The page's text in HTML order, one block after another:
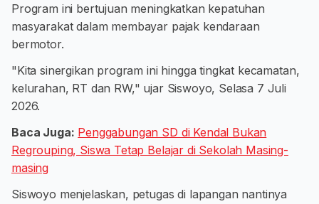
Program ini bertujuan meningkatkan kepatuhan
masyarakat dalam membayar pajak kendaraan
bermotor.
"Kita sinergikan program ini hingga tingkat kecamatan,
kelurahan, RT dan RW," ujar Siswoyo, Selasa 7 Juli
2026.
Baca Juga: Penggabungan SD di Kendal Bukan
Regrouping, Siswa Tetap Belajar di Sekolah Masing-
masing
Siswoyo menjelaskan, petugas di lapangan nantinya